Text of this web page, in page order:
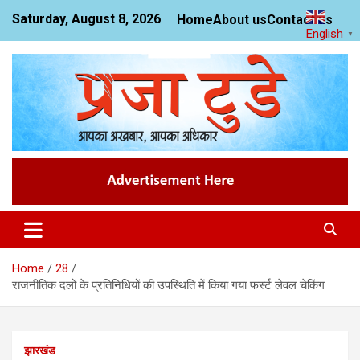
content
Saturday, August 8, 2026 HomeAbout usContact us
Praja Today
News Website
Home
28
राजनीतिक दलों के प्रतिनिधियों की उपस्थिति में किया गया फर्स्ट लेवल चेकिंग
झारखंड
English ▼